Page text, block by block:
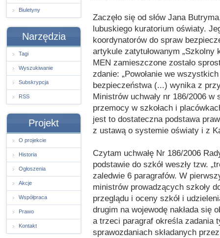
Biuletyny
Narzędzia
Tagi
Wyszukiwanie
Subskrypcja
RSS
Projekt
O projekcie
Historia
Ogłoszenia
Akcje
Współpraca
Prawo
Kontakt
Zaczęło się od słów Jana
lubuskiego kuratorium oświaty.
koordynatorów do spraw
artykule zatytułowanym „Szkolny
MEN zamieszczone zostało
zdanie: „Powołanie we
bezpieczeństwa (...) wynika z
Ministrów uchwały nr 186/2006
przemocy w szkołach i
jest to dostateczna podstawa
z ustawą o systemie oświaty i z
Czytam uchwałę Nr 186/2006
podstawie do szkół weszły tzw.
zaledwie 6 paragrafów. W
ministrów prowadzących szkoły
przeglądu i oceny szkół i
drugim na wojewodę nakłada się
a trzeci paragraf określa zadania
sprawozdaniach składanych